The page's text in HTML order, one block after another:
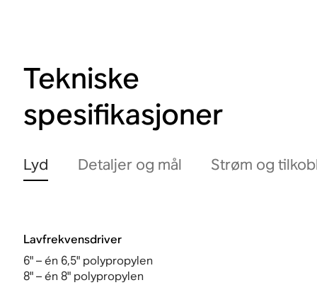
Tekniske
spesifikasjoner
Lyd Detaljer og mål Strøm og
Lavfrekvensdriver
6" – én 6,5" polypropylen
8" – én 8" polypropylen